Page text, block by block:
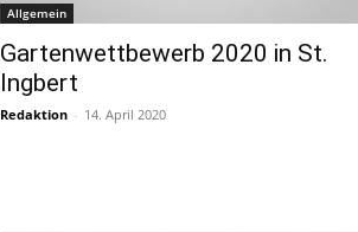
Allgemein
Gartenwettbewerb 2020 in St.
Ingbert
Redaktion - 14. April 2020